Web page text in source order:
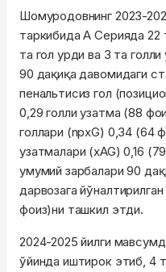
Шомуродовнинг 2023-
таркибида А Серияда 22
та гол урди ва 3 та
90 дақиқа давомидаги
пенальтисиз гол
0,29 голли узатма (88
голлари (npxG) 0,34 (64
узатмалари (xAG) 0,16
умумий зарбалари 90
дарвозага
фоиз)ни ташкил этди.
2024-2025 йилги
ўйинда иштирок этиб, 4